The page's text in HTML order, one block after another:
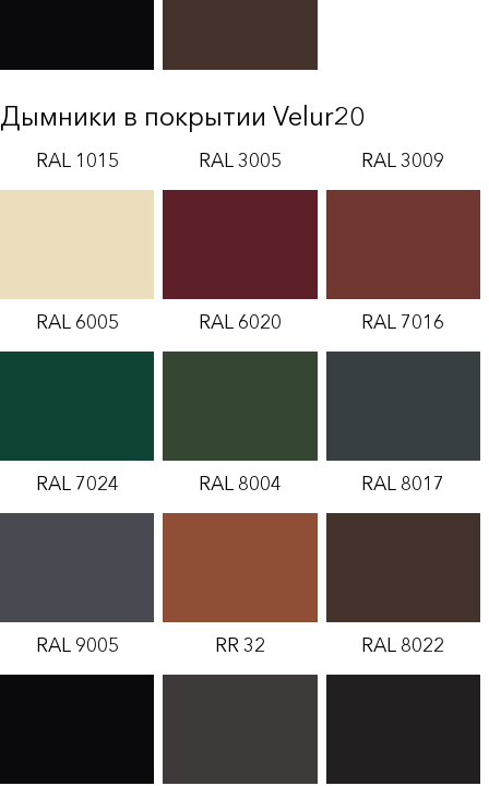
Дымники в покрытии Velur20
RAL 1015 RAL 3005 RAL 3009
RAL 6005 RAL 6020 RAL 7016
RAL 7024 RAL 8004 RAL 8017
RAL 9005 RR 32 RAL 8022